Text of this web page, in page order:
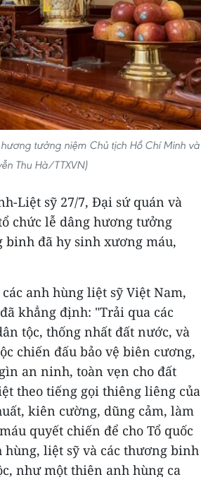
tưởng niệm Chủ tịch Hồ Chí Minh và
Thu Hà/TTXVN)
Liệt sỹ 27/7, Đại sứ quán và
chức lễ dâng hương tưởng
binh đã hy sinh xương máu,
anh hùng liệt sỹ Việt Nam,
khẳng định: "Trải qua các
tộc, thống nhất đất nước, và
chiến đấu bảo vệ biên cương,
an ninh, toàn vẹn cho đất
theo tiếng gọi thiêng liêng của
kiên cường, dũng cảm, làm
quyết chiến để cho Tổ quốc
hùng, liệt sỹ và các thương binh
như một thiên anh hùng ca